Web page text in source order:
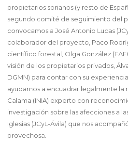
propietarios sorianos (y resto de
segundo comité de seguimiento del
convocamos a José Antonio Lucas
colaborador del proyecto, Paco
científico forestal, Olga González
visión de los propietarios privados,
DGMN) para contar con su
ayudarnos a encuadrar legalmente la
Calama (INIA) experto con
investigación sobre las afecciones a
Iglesias (JCyL-Ávila) que nos
provechosa.